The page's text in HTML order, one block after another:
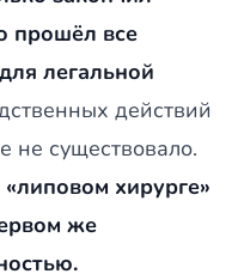
прошёл все
легальной
действий
не существовало.
хирурге»
же